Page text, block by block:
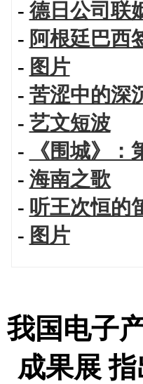
- 德日公司联
- 阿根廷巴西
- 图片
- 苦涩中的深
- 艺文短波
-
《围城》
- 海南之歌
- 听王次恒的
- 图片
我国电子
成果展